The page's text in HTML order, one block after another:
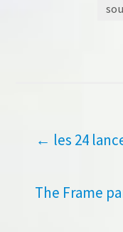
← les 24
The Frame